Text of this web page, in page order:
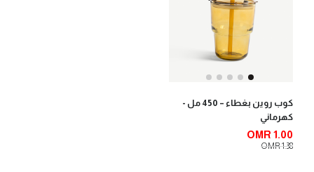
كوب روين بغطاء – 450 مل -
كهرماني
OMR 1.00
OMR 1.38